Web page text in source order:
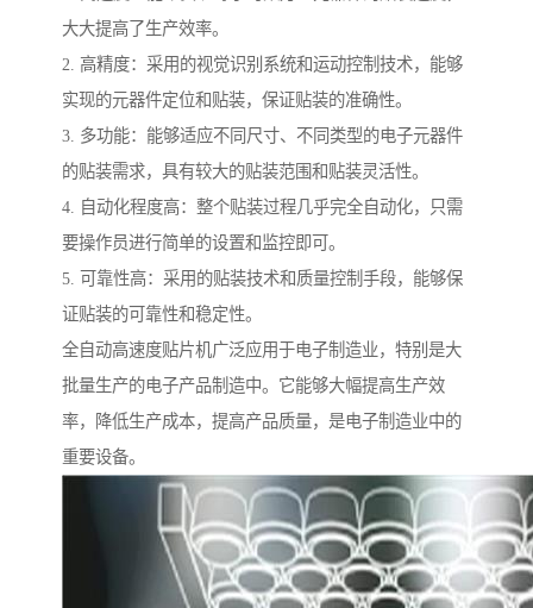
大大提高了生产效率。
2. 高精度：采用的视觉识别系统和运动控制技术，能够
实现的元器件定位和贴装，保证贴装的准确性。
3. 多功能：能够适应不同尺寸、不同类型的电子元器件
的贴装需求，具有较大的贴装范围和贴装灵活性。
4. 自动化程度高：整个贴装过程几乎完全自动化，只需
要操作员进行简单的设置和监控即可。
5. 可靠性高：采用的贴装技术和质量控制手段，能够保
证贴装的可靠性和稳定性。
全自动高速度贴片机广泛应用于电子制造业，特别是大
批量生产的电子产品制造中。它能够大幅提高生产效
率，降低生产成本，提高产品质量，是电子制造业中的
重要设备。